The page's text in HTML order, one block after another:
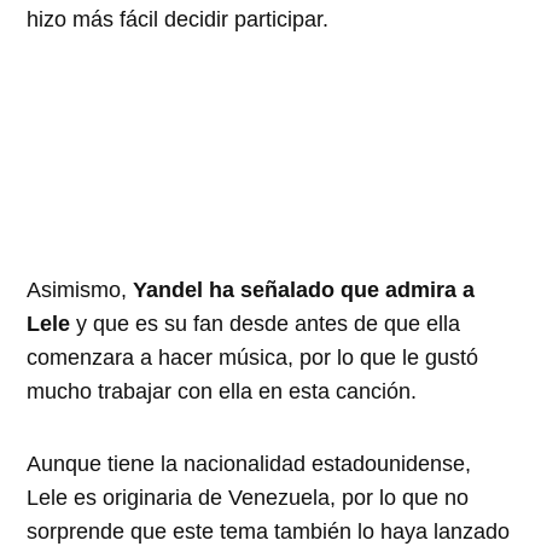
hizo más fácil decidir participar.
Asimismo,Yandel ha señalado que admira a
Lele y que es su fan desde antes de que ella
comenzara a hacer música, por lo que le gustó
mucho trabajar con ella en esta canción.
Aunque tiene la nacionalidad estadounidense,
Lele es originaria de Venezuela, por lo que no
sorprende que este tema también lo haya lanzado